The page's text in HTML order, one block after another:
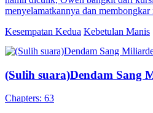
menyelamatkannya dan membongkar
Kesempatan Kedua Kebetulan Manis
(Sulih suara)Dendam Sang
Chapters: 63